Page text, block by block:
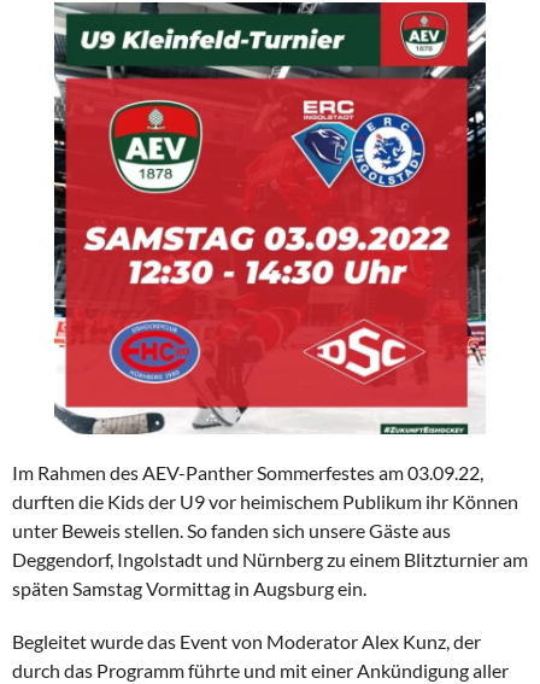
Im Rahmen des AEV-Panther Sommerfestes am 03.09.22,
durften die Kids der U9 vor heimischem Publikum ihr Können
unter Beweis stellen. So fanden sich unsere Gäste aus
Deggendorf, Ingolstadt und Nürnberg zu einem Blitzturnier am
späten Samstag Vormittag in Augsburg ein.
Begleitet wurde das Event von Moderator Alex Kunz, der
durch das Programm führte und mit einer Ankündigung aller